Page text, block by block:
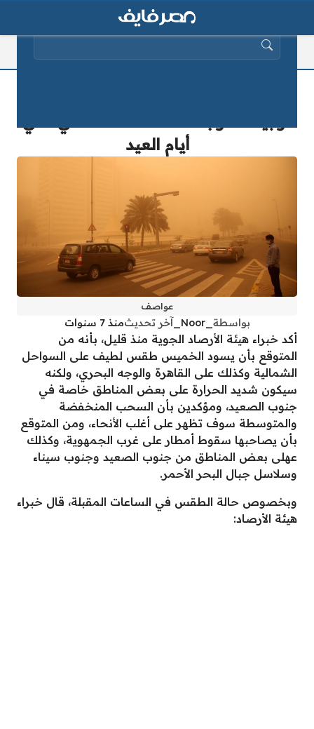
أيام العيد
عواصف
بواسطة _Noor_ آخر تحديثمنذ 7 سنوات
أكد خبراء هيئة الأرصاد الجوية منذ قليل، بأنه من
المتوقع بأن يسود الخميس طقس لطيف على السواحل
الشمالية وكذلك على القاهرة والوجه البحري، ولكنه
سيكون شديد الحرارة على بعض المناطق خاصة في
جنوب الصعيد، ومؤكدين بأن السحب المنخفضة
والمتوسطة سوف تظهر على أغلب الأنحاء، ومن المتوقع
بأن يصاحبها سقوط أمطار على غرب الجمهوية، وكذلك
عهلى بعض المناطق من جنوب الصعيد وجنوب سيناء
وسلاسل جبال البحر الأحمر.
وبخصوص حالة الطقس في الساعات المقبلة، قال خبراء
هيئة الأرصاد:
البحث عن: